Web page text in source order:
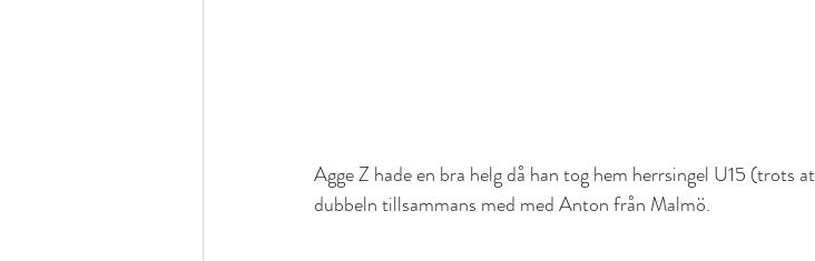
Agge Z hade en bra helg då han tog hem herrsingel U15 (trots
dubbeln tillsammans med med Anton från Malmö.